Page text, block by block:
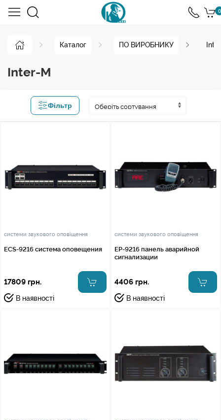
0
Каталог ПО ВИРОБНИКУ
Inter-M
Фільтр
системи звукового оповіщення
ECS-9216 cистема оповещения
17809 грн.
В наявності
системи звукового оповіщення
EP-9216 панель аварийной
сигнализации
4406 грн.
В наявності